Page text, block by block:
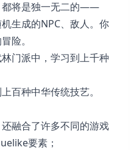
都将是独一无二的——
生成的NPC、敌人。你
险。
门派中，学习到上千种
百种中华传统技艺。
融合了许多不同的游戏
要素；